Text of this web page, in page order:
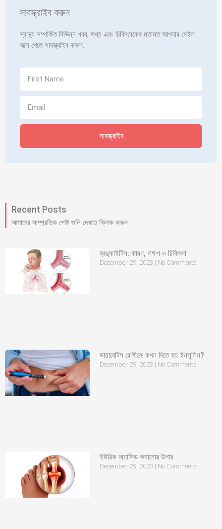
সাবস্ক্রাইব করুন
স্বাস্থ্য সম্পর্কিত বিভিন্ন খবর, তথ্য এবং চিকিৎসকের মতামত আপনার মেইল
বক্সে পেতে সাবস্ক্রাইব করুন.
সাবস্ক্রাইব
Recent Posts
আমাদের সাম্প্রতিক পোষ্ট গুলি দেখতে ক্লিক করুন
ব্রঙ্কাইটিস: কারণ, লক্ষণ ও চিকিৎসা
December 29, 2023 No Comments
ডায়াবেটিস রোগীকে কখন দিতে হয় ইনসুলিন?
December 29, 2023 No Comments
ইউরিক অ্যাসিড কমানোর উপায়
December 29, 2023 No Comments